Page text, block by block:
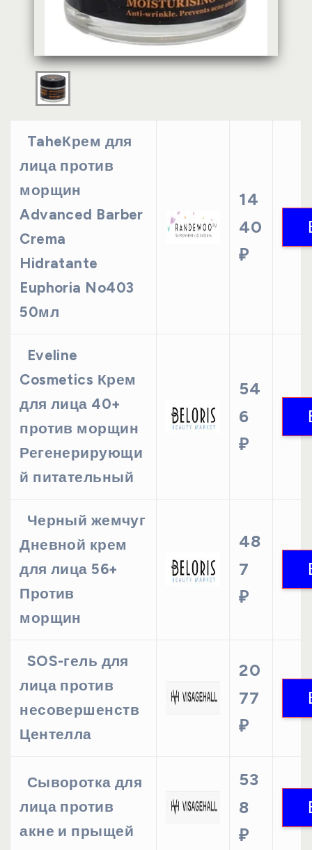
TaheКрем для
лица против
морщин
Advanced Barber
Crema
Hidratante
Euphoria No403
50мл
14
40
₽
Eveline
Cosmetics Крем
для лица 40+
против морщин
Регенерирующи
й питательный
54
6
₽
Черный жемчуг
Дневной крем
для лица 56+
Против
морщин
48
7
₽
SOS-гель для
лица против
несовершенств
Центелла
20
77
₽
Сыворотка для
лица против
акне и прыщей
53
8
₽